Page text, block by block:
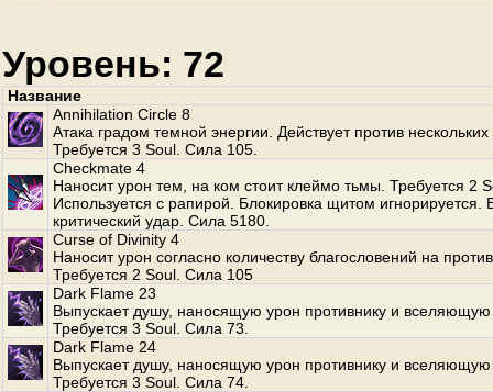
Уровень: 72
Название
Annihilation Circle 8
Атака градом темной энергии. Действует против
Требуется 3 Soul. Сила 105.
Checkmate 4
Наносит урон тем, на ком стоит клеймо тьмы. Требуется 2
Используется с рапирой. Блокировка щитом игнорируется.
критический удар. Сила 5180.
Curse of Divinity 4
Наносит урон согласно количеству благословений на
Требуется 2 Soul. Сила 105
Dark Flame 23
Выпускает душу, наносящую урон противнику и вселяющую
Требуется 3 Soul. Сила 73.
Dark Flame 24
Выпускает душу, наносящую урон противнику и вселяющую
Требуется 3 Soul. Сила 74.